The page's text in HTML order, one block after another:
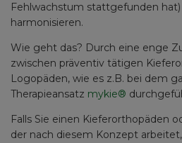
Fehlwachstum stattgefunden
harmonisieren.
Wie geht das? Durch eine enge
zwischen präventiv tätigen
Logopäden, wie es z.B. bei dem
Therapieansatz mykie®
Falls Sie einen Kieferorthopäden
der nach diesem Konzept